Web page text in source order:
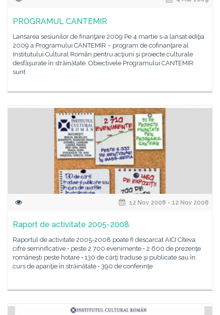
PROGRAMUL CANTEMIR
Lansarea sesiunilor de finanţare 2009 Pe 4 martie s-a lansat ediţia
2009 a Programului CANTEMIR – program de cofinanţare al
Institutului Cultural Român pentru acţiuni şi proiecte culturale
desfăşurate în străinătate. Obiectivele Programului CANTEMIR
sunt
12 Nov 2008 - 12 Nov 2008
Raport de activitate 2005-2008
Raportul de activitate 2005-2008 poate fi descarcat AICI Cîteva
cifre semnificative • peste 2 700 evenimente • 2 600 de prezenţe
româneşti peste hotare • 130 de cărţi traduse şi publicate sau în
curs de apariţie în străinătate • 390 de conferinţe